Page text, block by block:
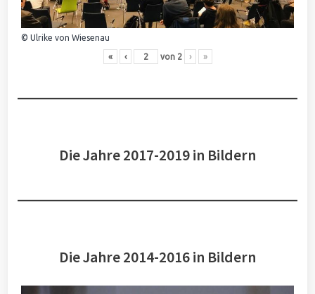
© Ulrike von Wiesenau
« ‹ von 2 › »
Die Jahre 2017-2019 in Bildern
Die Jahre 2014-2016 in Bildern